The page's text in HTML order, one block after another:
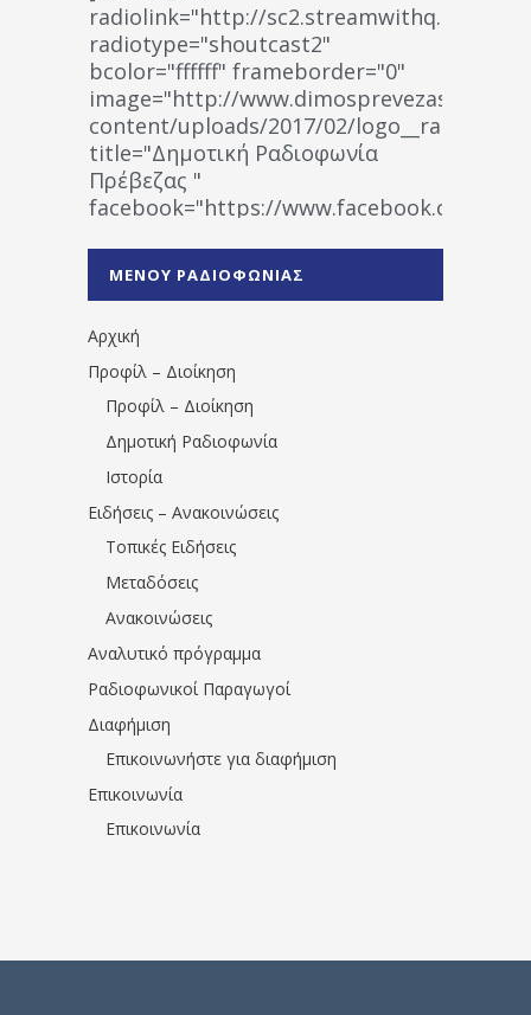
radiolink="http://
radiotype="shoutcast2"
bcolor="ffffff" frameborder="0"
image="http://www.dimosprevezas.gr/wp-
content/uploads/2017/02/
title="Δημοτική Ραδιοφωνία
Πρέβεζας "
facebook="https://www.facebook.com/
1531194763766854/" artist="" ]
ΜΕΝΟΥ ΡΑΔΙΟΦΩΝΙΑΣ
Αρχική
Προφίλ – Διοίκηση
Προφίλ – Διοίκηση
Δημοτική Ραδιοφωνία
Ιστορία
Ειδήσεις – Ανακοινώσεις
Τοπικές Ειδήσεις
Μεταδόσεις
Ανακοινώσεις
Αναλυτικό πρόγραμμα
Ραδιοφωνικοί Παραγωγοί
Διαφήμιση
Επικοινωνήστε για διαφήμιση
Επικοινωνία
Επικοινωνία